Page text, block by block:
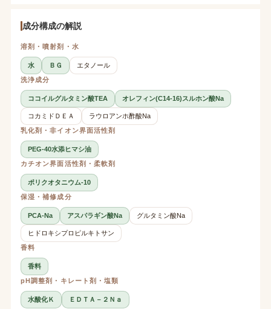
成分構成の解説
溶剤・噴射剤・水
水 ＢＧ
エタノール
洗浄成分
ココイルグルタミン酸TEA オレフィン(C14-16)スルホン酸Na
コカミドＤＥＡ
ラウロアンホ酢酸Na
乳化剤・非イオン界面活性剤
PEG-40水添ヒマシ油
カチオン界面活性剤・柔軟剤
ポリクオタニウム-10
保湿・補修成分
PCA-Na アスパラギン酸Na グルタミン酸Na
ヒドロキシプロピルキトサン
香料
香料
pH調整剤・キレート剤・塩類
水酸化Ｋ
ＥＤＴＡ－２Ｎａ